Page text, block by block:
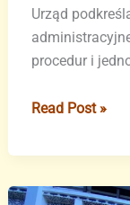
Urząd
procedur i
CNMC
nowe
przepisy
Read Post »